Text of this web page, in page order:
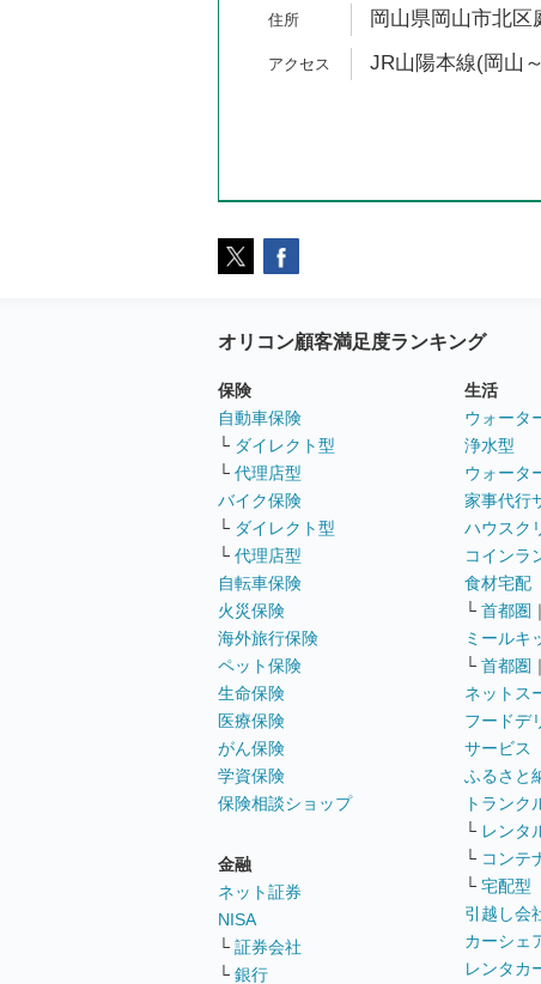
岡山県岡山市北区
JR山陽本線(岡山
オリコン顧客満足度ランキング
保険
自動車保険
└ ダイレクト型
└ 代理店型
バイク保険
└ ダイレクト型
└ 代理店型
自転車保険
火災保険
海外旅行保険
ペット保険
生命保険
医療保険
がん保険
学資保険
保険相談ショップ
金融
ネット証券
NISA
└ 証券会社
└ 銀行
生活
ウォータ
浄水型
ウォータ
家事代行
ハウスク
コインラ
食材宅配
└ 首都圏 ｜
ミールキ
└ 首都圏 ｜
ネットス
フードデ
サービス
ふるさと
トランク
└ レンタ
└ コンテ
└ 宅配型
引越し会
カーシェ
レンタカ